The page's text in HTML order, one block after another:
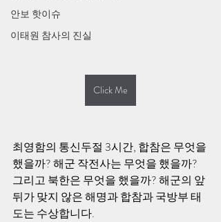
안보 핫이슈
이태원 참사의 진실
Click Me
최영함의 통신두절 3시간, 합참은 무엇을
했을까? 해군 작전사는 무엇을 했을까?
그리고 북한은 무엇을 했을까? 해군의 앞
뒤가 맞지 않은 해명과 합참과 국방부 태
도는 수상합니다.